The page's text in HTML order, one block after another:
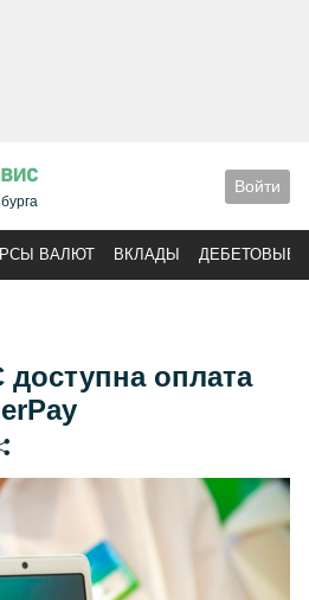
Войти
ВАЛЮТ ВКЛАДЫ ДЕБЕТОВЫЕ
оплата